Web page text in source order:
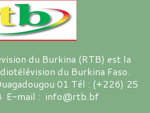
du Burkina (RTB) est la
du Burkina Faso.
01 Tél : (+226) 25
E-mail : info@rtb.bf